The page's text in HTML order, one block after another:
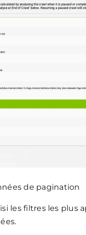
de pagination
les filtres les plus